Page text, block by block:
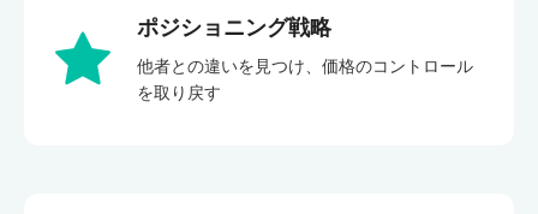
ポジショニング戦略
他者との違いを見つけ、価格のコントロール
を取り戻す